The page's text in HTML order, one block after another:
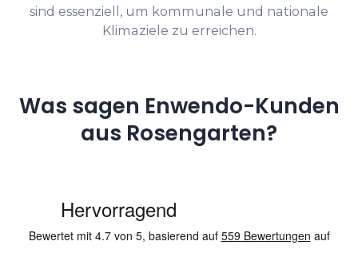
sind essenziell, um kommunale und nationale
Klimaziele zu erreichen.
Was sagen Enwendo-Kunden
aus Rosengarten?